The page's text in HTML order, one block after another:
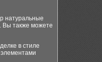
натуральные
Вы также можете
в стиле